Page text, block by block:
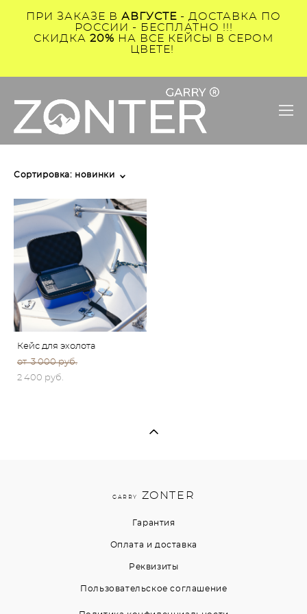
ПРИ ЗАКАЗЕ В АВГУСТЕ - ДОСТАВКА ПО
РОССИИ - БЕСПЛАТНО !!!
СКИДКА 20% НА ВСЕ КЕЙСЫ В СЕРОМ
ЦВЕТЕ!
Сортировка: новинки
Кейс для эхолота
от 3 000 pуб.
2 400 pуб.
GARRY ZONTER
Гарантия
Оплата и доставка
Реквизиты
Пользовательское соглашение